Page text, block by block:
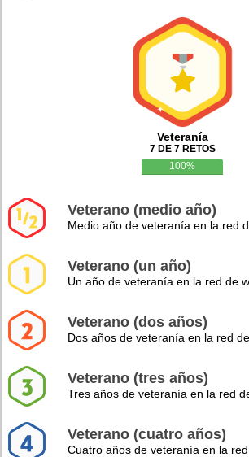
Veteranía
7 DE 7 RETOS
100%
Veterano (medio año)
Medio año de veteranía en la red
Veterano (un año)
Un año de veteranía en la red de
Veterano (dos años)
Dos años de veteranía en la red
Veterano (tres años)
Tres años de veteranía en la red
Veterano (cuatro años)
Cuatro años de veteranía en la